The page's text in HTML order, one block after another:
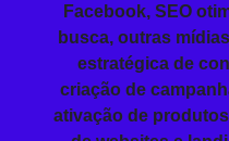
Facebook, SEO
busca, outras
estratégica de
criação de
ativação de